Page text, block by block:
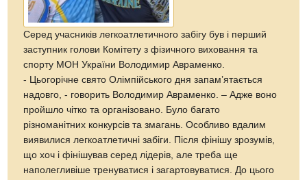
Серед учасників легкоатлетичного забігу був і перший
заступник голови Комітету з фізичного виховання та
спорту МОН України Володимир Авраменко.
- Цьогорічне свято Олімпійського дня запам’ятається
надовго, ‑ говорить Володимир Авраменко. – Адже воно
пройшло чітко та організовано. Було багато
різноманітних конкурсів та змагань. Особливо вдалим
виявилися легкоатлетичні забіги. Після фінішу зрозумів,
що хоч і фінішував серед лідерів, але треба ще
наполегливіше тренуватися і загартовуватися. До цього